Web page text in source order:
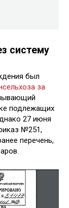
систему
был
за
подлежащих
27 июня
№251,
перечень,